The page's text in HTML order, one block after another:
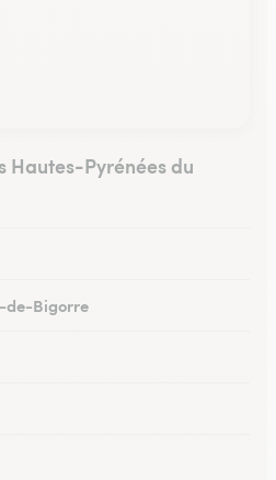
Hautes-Pyrénées du
de-Bigorre